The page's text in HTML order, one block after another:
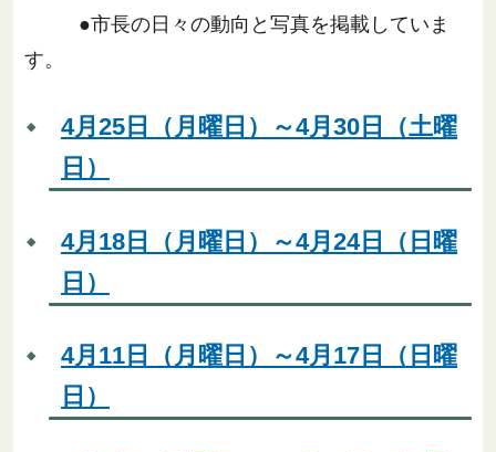
●市長の日々の動向と写真を掲載していま
す。
4月25日（月曜日）～4月30日（土曜
日）
4月18日（月曜日）～4月24日（日曜
日）
4月11日（月曜日）～4月17日（日曜
日）